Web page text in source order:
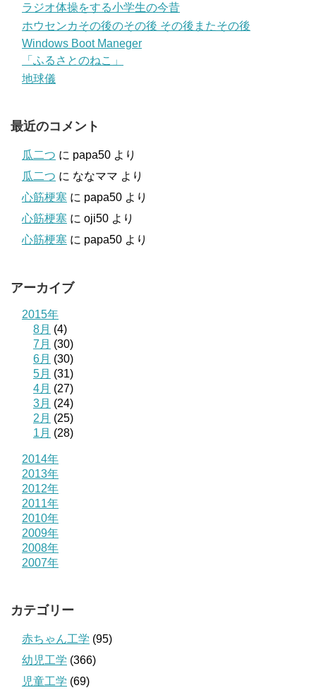
ラジオ体操をする小学生の今昔
ホウセンカその後のその後 その後またその後
Windows Boot Maneger
「ふるさとのねこ」
地球儀
最近のコメント
瓜二つ に papa50 より
瓜二つ に ななママ より
心筋梗塞 に papa50 より
心筋梗塞 に oji50 より
心筋梗塞 に papa50 より
アーカイブ
2015年
8月 (4)
7月 (30)
6月 (30)
5月 (31)
4月 (27)
3月 (24)
2月 (25)
1月 (28)
2014年
2013年
2012年
2011年
2010年
2009年
2008年
2007年
カテゴリー
赤ちゃん工学 (95)
幼児工学 (366)
児童工学 (69)